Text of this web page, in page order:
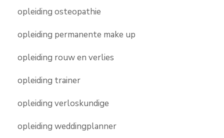
opleiding osteopathie
opleiding permanente make up
opleiding rouw en verlies
opleiding trainer
opleiding verloskundige
opleiding weddingplanner